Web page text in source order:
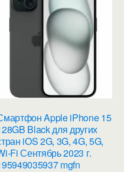
Apple iPhone 15
Black для других
iOS 2G, 3G, 4G, 5G,
Fi Сентябрь 2023 г.
mgfn